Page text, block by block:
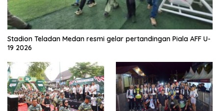
Stadion Teladan Medan resmi gelar pertandingan Piala AFF U-
19 2026